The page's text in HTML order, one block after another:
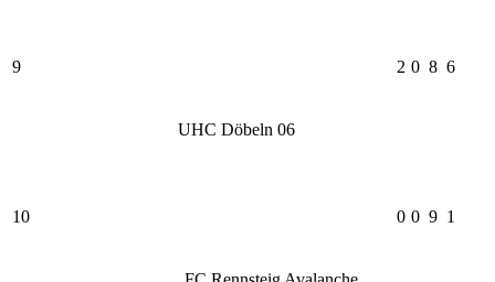
9
UHC Döbeln 06
2 0 8 6
10 0 0 9 1